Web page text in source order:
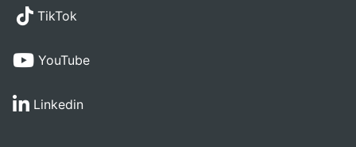
TikTok
YouTube
Linkedin